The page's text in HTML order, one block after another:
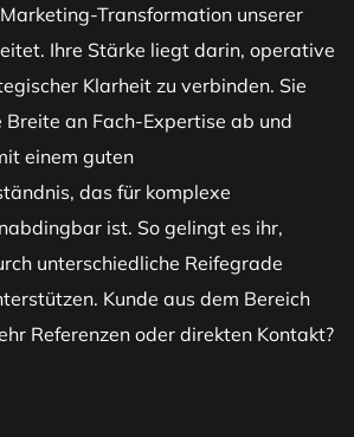
Transformation unserer
Ihre Stärke liegt darin, operative
Klarheit zu verbinden. Sie
Breite an Fach-Expertise ab und
einem guten
das für komplexe
ist. So gelingt es ihr,
unterschiedliche Reifegrade
Kunde aus dem Bereich
Referenzen oder direkten Kontakt?